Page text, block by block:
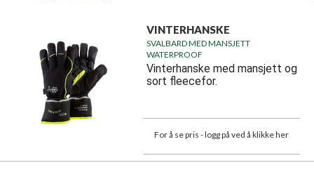
VINTERHANSKE
SVALBARD MED MANSJETT
WATERPROOF
Vinterhanske med mansjett og
sort fleecefor.
For å se pris - logg på ved å klikke her